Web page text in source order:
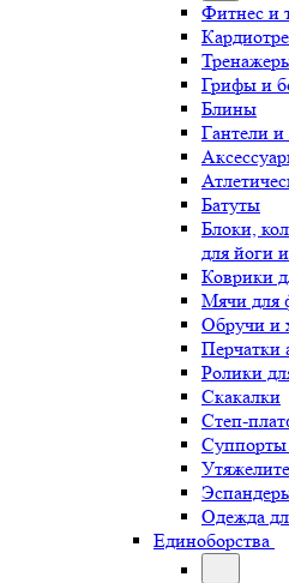
Фитнес и
Грифы и
Блины
Гантели
Батуты
Блоки,
для йоги
Коврики
Мячи для
Обручи и
Перчатки
Ролики
Скакалки
Степ-
Одежда
Единоборства